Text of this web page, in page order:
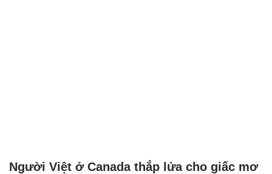
Người Việt ở Canada thắp lửa cho giấc mơ